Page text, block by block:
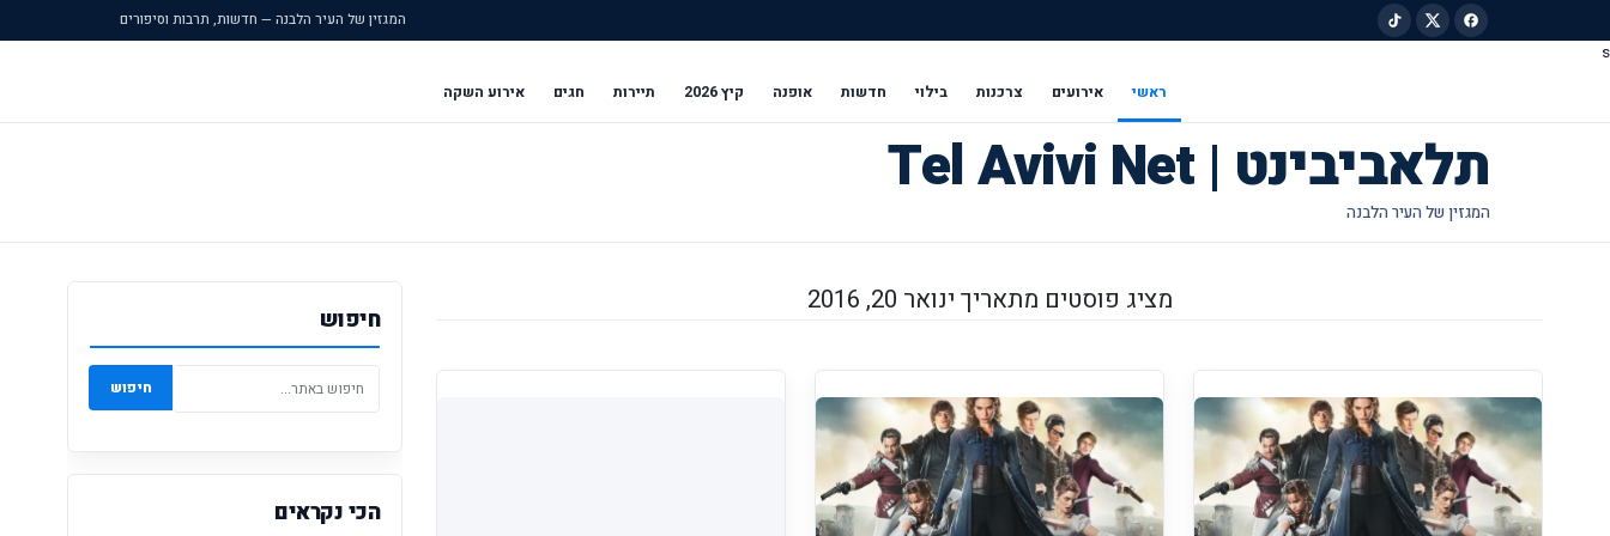
המגזין של העיר הלבנה — חדשות, תרבות וסיפורים
s
ראשי אירועים צרכנות בילוי חדשות אופנה קיץ 2026 תיירות חגים אירוע השקה
תלאביבינט | Tel Avivi Net
מציג פוסטים מתאריך ינואר 20, 2016
חיפוש
חיפוש
הכי נקראים